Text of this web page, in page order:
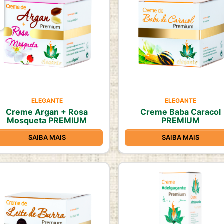
ELEGANTE
Creme Argan + Rosa
Mosqueta PREMIUM
SAIBA MAIS
ELEGANTE
Creme Baba Caracol
PREMIUM
SAIBA MAIS